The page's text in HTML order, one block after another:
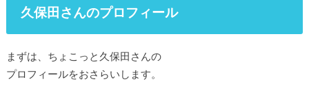
久保田さんのプロフィール
まずは、ちょこっと久保田さんの
プロフィールをおさらいします。